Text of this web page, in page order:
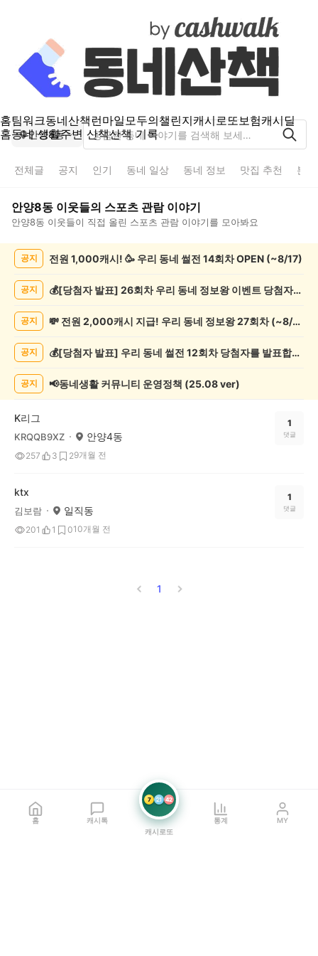
홈팀워크동네산책런마일모두의챌린지캐시로또보험캐시딜
홈동네 생활주변 산책산책 기록
안양8동
전체글 공지 인기 동네 일상 동네 정보 맛집 추천 분
안양8동 이웃들의 스포츠 관람이야기
안양8동 이웃들이 직접 올린 스포츠 관람 이야기를 모아봐요
글
공지 전원 1,000캐시! 🥳 우리 동네 썰전 14회차 OPEN (~8/17)
공지 💰[당첨자 발표] 26회차 우리 동네 정보왕 이벤트 당첨자를 발표합니다!
공지 💸 전원 2,000캐시 지급! 우리 동네 정보왕 27회차 (~8/10)
공지 💰[당첨자 발표] 우리 동네 썰전 12회차 당첨자를 발표합니다!
공지 📢동네생활 커뮤니티 운영정책 (25.08 ver)
K리그
KRQQB9XZ 안양4동
257 3 29개월 전
1
댓글
ktx
김보람 일직동
201 1 010개월 전
1
댓글
1
홈 캐시톡
7 21 42
캐시로또
통계 MY